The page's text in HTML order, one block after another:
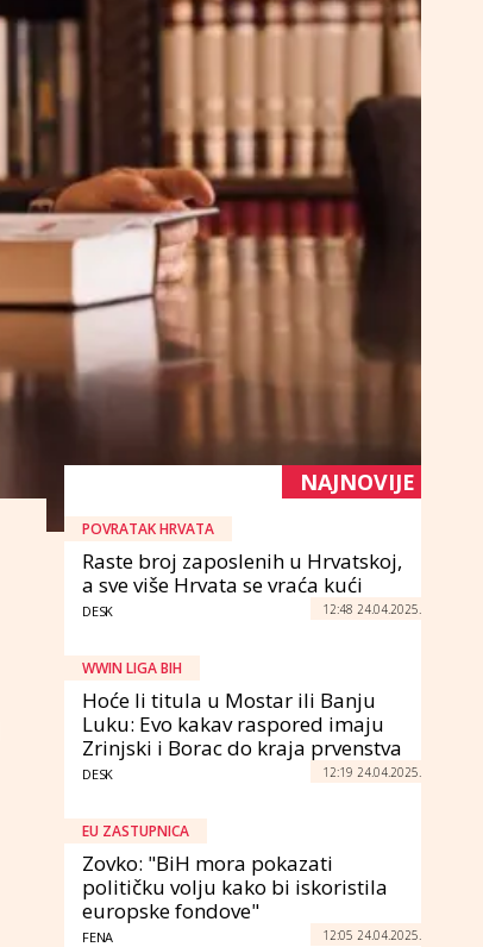
NAJNOVIJE
POVRATAK HRVATA
Raste broj zaposlenih u Hrvatskoj,
a sve više Hrvata se vraća kući
DESK 12:48 24.04.2025.
WWIN LIGA BIH
Hoće li titula u Mostar ili Banju
Luku: Evo kakav raspored imaju
Zrinjski i Borac do kraja prvenstva
DESK 12:19 24.04.2025.
EU ZASTUPNICA
Zovko: "BiH mora pokazati
političku volju kako bi iskoristila
europske fondove"
FENA 12:05 24.04.2025.